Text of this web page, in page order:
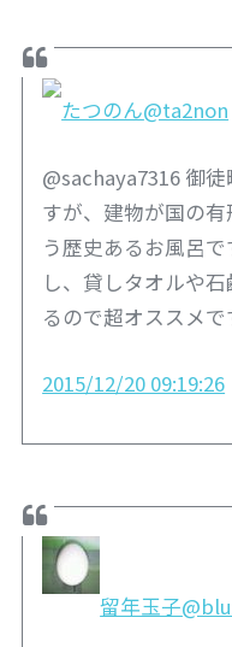
たつのん@ta2non
@sachaya7316 御
すが、建物が国の
う歴史あるお風呂
し、貸しタオルや
るので超オススメで
2015/12/20 09:19:26
留年玉子